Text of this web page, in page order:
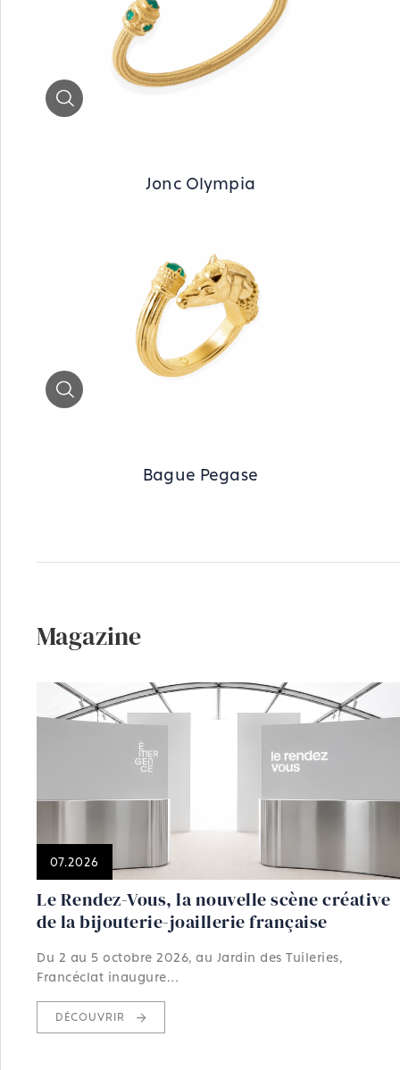
Jonc Olympia
Bague Pegase
Magazine
07.2026
Le Rendez-Vous, la nouvelle scène créative
de la bijouterie-joaillerie française
Du 2 au 5 octobre 2026, au Jardin des Tuileries,
Francéclat inaugure…
DÉCOUVRIR